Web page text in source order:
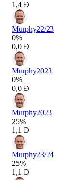
1,4 Đ
Murphy22/23
0%
0,0 Đ
Murphy2023
0%
0,0 Đ
Murphy2023
25%
1,1 Đ
Murphy23/24
25%
1,1 Đ